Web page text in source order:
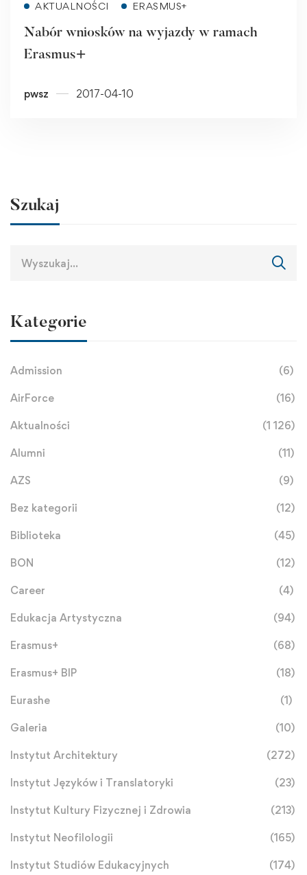
AKTUALNOŚCI ERASMUS+
Nabór wniosków na wyjazdy w ramach
Erasmus+
pwsz 2017-04-10
Szukaj
Kategorie
Admission (6)
AirForce (16)
Aktualności (1 126)
Alumni (11)
AZS (9)
Bez kategorii (12)
Biblioteka (45)
BON (12)
Career (4)
Edukacja Artystyczna (94)
Erasmus+ (68)
Erasmus+ BIP (18)
Eurashe (1)
Galeria (10)
Instytut Architektury (272)
Instytut Języków i Translatoryki (23)
Instytut Kultury Fizycznej i Zdrowia (213)
Instytut Neofilologii (165)
Instytut Studiów Edukacyjnych (174)